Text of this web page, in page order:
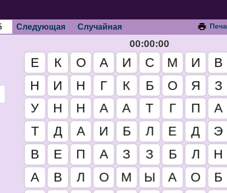
Следующая Случайная
00:00:00